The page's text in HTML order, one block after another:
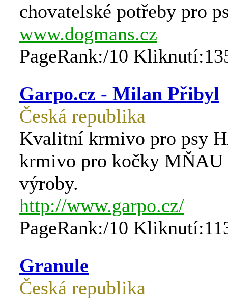
chovatelské potřeby pro
www.dogmans.cz
PageRank:/10
Garpo.cz - Milan Přibyl
Česká republika
Kvalitní krmivo pro psy
krmivo pro kočky MŇAU
výroby.
http://www.garpo.cz/
PageRank:/10
Granule
Česká republika